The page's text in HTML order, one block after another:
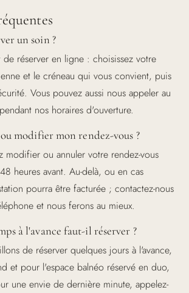
un soin ?
de réserver en ligne : choisissez votre
et le créneau qui vous convient, puis
Vous pouvez aussi nous appeler au
nos horaires d'ouverture.
modifier mon rendez-vous ?
modifier ou annuler votre rendez-vous
heures avant. Au-delà, ou en cas
pourra être facturée ; contactez-nous
et nous ferons au mieux.
à l'avance faut-il réserver ?
de réserver quelques jours à l'avance,
et pour l'espace balnéo réservé en duo,
une envie de dernière minute, appelez-